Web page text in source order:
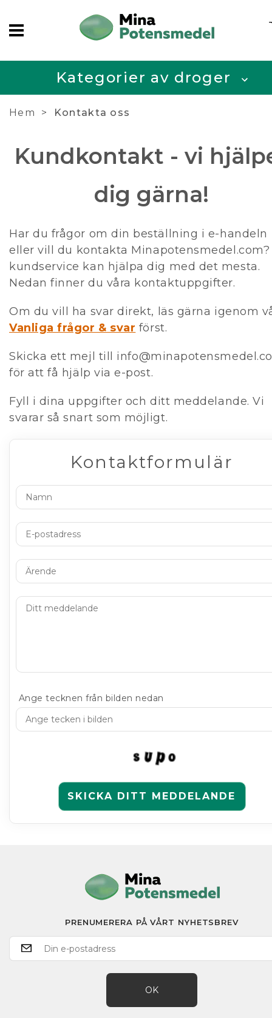
Kategorier av droger
Hem Kontakta oss
Kundkontakt - vi
dig gärna!
Har du frågor om din beställning i e-handeln
eller vill du kontakta Minapotensmedel.com?
kundservice kan hjälpa dig med det mesta.
Nedan finner du våra kontaktuppgifter.
Om du vill ha svar direkt, läs gärna igenom
Vanliga frågor & svar först.
Skicka ett mejl till
för att få hjälp via e-post.
Fyll i dina uppgifter och ditt meddelande. Vi
svarar så snart som möjligt.
Kontaktformulär
Ange tecknen från bilden nedan
SKICKA DITT MEDDELANDE
PRENUMERERA PÅ VÅRT NYHETSBREV
OK